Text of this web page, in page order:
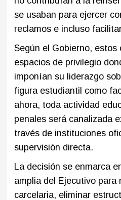
se usaban para ejercer
reclamos e incluso
Según el Gobierno,
espacios de privilegio
imponían su liderazgo
figura estudiantil como
ahora, toda actividad
penales será canalizada
través de instituciones
supervisión directa.
La decisión se enmarca
amplia del Ejecutivo para
carcelaria, eliminar